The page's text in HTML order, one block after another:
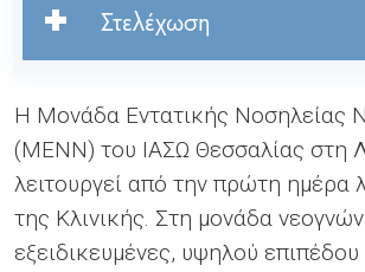
Στελέχωση
Η Μονάδα Εντατικής Νοσηλείας
(ΜΕΝΝ) του ΙΑΣΩ Θεσσαλίας στη
λειτουργεί από την πρώτη ημέρα
της Κλινικής. Στη μονάδα
εξειδικευμένες, υψηλού